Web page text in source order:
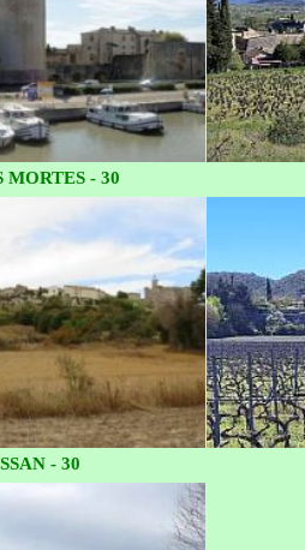
MORTES - 30
- 30